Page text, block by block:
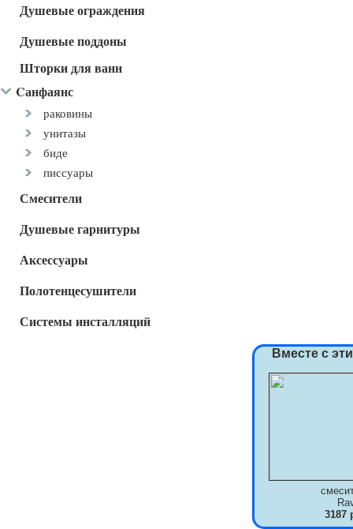
Душевые ограждения
Душевые поддоны
Шторки для ванн
Cанфаянс
раковины
унитазы
биде
писсуары
Смесители
Душевые гарнитуры
Аксессуары
Полотенцесушители
Системы инсталляций
Вместе с
3187